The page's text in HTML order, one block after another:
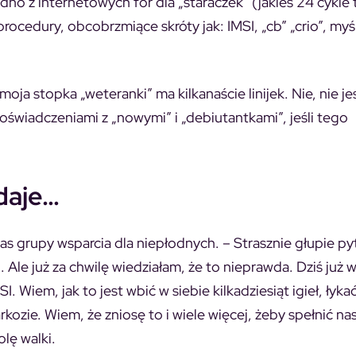
obcobrzmiące skróty jak: IMSI, „cb” „crio”,
stopka „weteranki” ma kilkanaście linijek. Nie, nie
z „nowymi” i „debiutantkami”, jeśli tego
grupy wsparcia dla niepłodnych. – Strasznie głupie
już za chwilę wiedziałam, że to nieprawda. Dziś już
Wiem, jak to jest wbić w siebie kilkadziesiąt igieł,
Wiem, że zniosę to i wiele więcej, żeby spełnić
walki.